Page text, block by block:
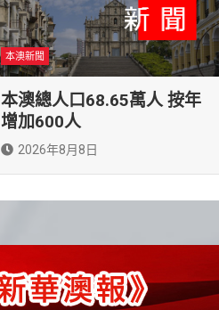
本澳新聞
本澳總人口68.65萬人 按年
增加600人
2026年8月8日